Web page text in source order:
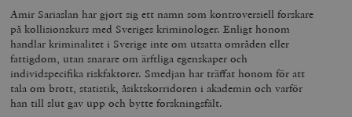
Amir Sariaslan har gjort sig ett namn som kontroversiell forskare
på kollisionskurs med Sveriges kriminologer. Enligt honom
handlar kriminalitet i Sverige inte om utsatta områden eller
fattigdom, utan snarare om ärftliga egenskaper och
individspecifika riskfaktorer. Smedjan har träffat honom för att
tala om brott, statistik, åsiktskorridoren i akademin och varför
han till slut gav upp och bytte forskningsfält.